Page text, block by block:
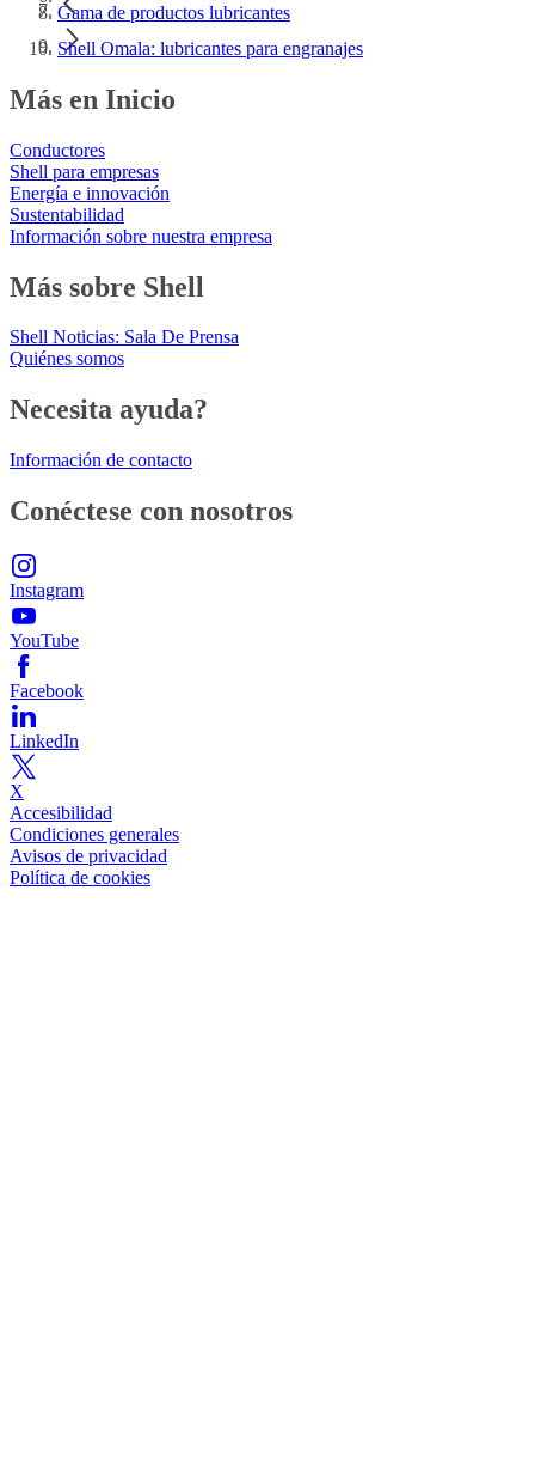
Gama de productos lubricantes
Shell Omala: lubricantes para engranajes
Más en Inicio
Conductores
Shell para empresas
Energía e innovación
Sustentabilidad
Información sobre nuestra empresa
Más sobre Shell
Shell Noticias: Sala De Prensa
Quiénes somos
Necesita ayuda?
Información de contacto
Conéctese con nosotros
Instagram
YouTube
Facebook
LinkedIn
X
Accesibilidad
Condiciones generales
Avisos de privacidad
Política de cookies